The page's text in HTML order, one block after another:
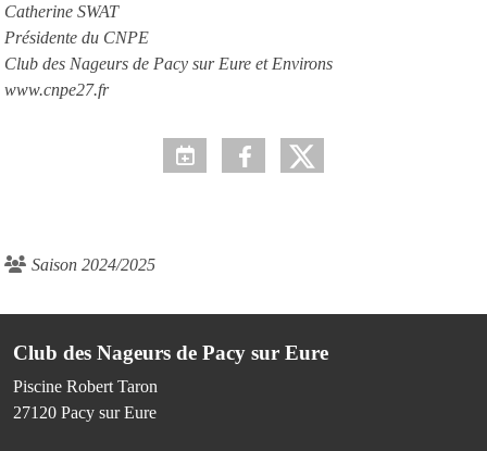
Catherine SWAT
Présidente du CNPE
Club des Nageurs de Pacy sur Eure et Environs
www.cnpe27.fr
Saison 2024/2025
Club des Nageurs de Pacy sur Eure
Piscine Robert Taron
27120 Pacy sur Eure